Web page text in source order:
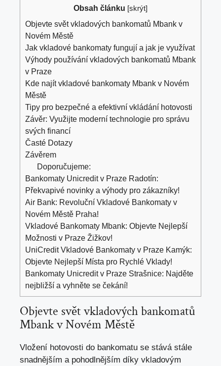
Obsah článku [skrýt]
Objevte svět vkladových bankomatů Mbank v
Novém Městě
Jak vkladové bankomaty fungují a jak je využívat
Výhody používání vkladových bankomatů Mbank
v Praze
Kde najít vkladové bankomaty Mbank v Novém
Městě
Tipy pro bezpečné a efektivní vkládání hotovosti
Závěr: Využijte moderní technologie pro správu
svých financí
Časté Dotazy
Závěrem
Doporučujeme:
Bankomaty Unicredit v Praze Radotín:
Překvapivé novinky a výhody pro zákazníky!
Air Bank: Revoluční Vkladové Bankomaty v
Novém Městě Praha!
Vkladové Bankomaty Mbank: Objevte Nejlepší
Možnosti v Praze Žižkov!
UniCredit Vkladové Bankomaty v Praze Kamýk:
Objevte Nejlepší Místa pro Rychlé Vklady!
Bankomaty Unicredit v Praze Strašnice: Najděte
nejbližší a vyhněte se čekání!
Objevte svět vkladových bankomatů
Mbank v Novém Městě
Vložení hotovosti do bankomatu se stává stále
snadnějším a pohodlnějším díky vkladovým